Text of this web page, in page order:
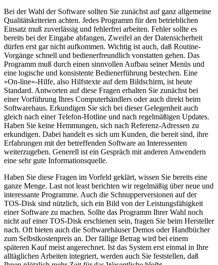
Bei der Wahl der Software sollten Sie zunächst auf ganz allgemeine
Qualitätskriterien achten. Jedes Programm für den betrieblichen
Einsatz muß zuverlässig und fehlerfrei arbeiten. Fehler sollte es
bereits bei der Eingabe abfangen, Zweifel an der Datensicherheit
dürfen erst gar nicht aufkommen. Wichtig ist auch, daß Routine-
Vorgänge schnell und bedienerfreundlich vonstatten gehen. Das
Programm muß durch einen sinnvollen Aufbau seiner Menüs und
eine logische und konsistente Bedienerführung bestechen. Eine
»On-line«-Hilfe, also Hilfstexte auf dem Bildschirm, ist heute
Standard. Antworten auf diese Fragen erhalten Sie zunächst bei
einer Vorführung Ihres Computerhändlers oder auch direkt beim
Softwarehaus. Erkundigen Sie sich bei dieser Gelegenheit auch
gleich nach einer Telefon-Hotline und nach regelmäßigen Updates.
Haben Sie keine Hemmungen, sich nach Referenz-Adressen zu
erkundigen. Dabei handelt es sich um Kunden, die bereit sind, ihre
Erfahrungen mit der betreffenden Software an Interessenten
weiterzugeben. Generell ist ein Gespräch mit anderen Anwendern
eine sehr gute Informationsquelle.
Haben Sie diese Fragen im Vorfeld geklärt, wissen Sie bereits eine
ganze Menge. Last not least berichten wir regelmäßig über neue und
interessante Programme. Auch die Schnupperversionen auf der
TOS-Disk sind nützlich, sich ein Bild von der Leistungsfähigkeit
einer Software zu machen. Sollte das Programm Ihrer Wahl noch
nicht auf einer TOS-Disk erschienen sein, fragen Sie beim Hersteller
nach. Oft bieten auch die Softwarehäuser Demos oder Handbücher
zum Selbstkostenpreis an. Der fällige Betrag wird bei einem
späteren Kauf meist angerechnet. Ist das System erst einmal in Ihre
alltäglichen Arbeiten integriert, werden auch Sie feststellen, daß